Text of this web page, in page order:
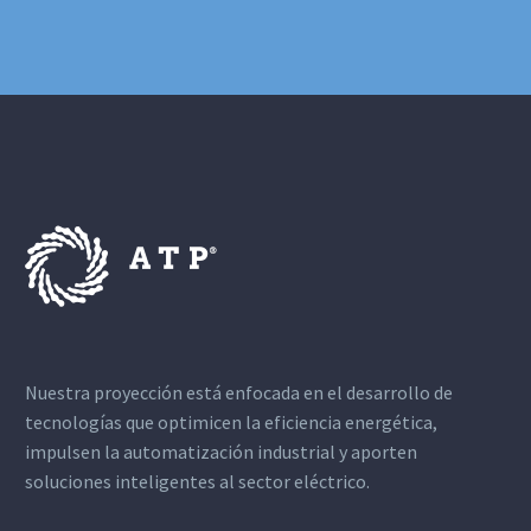
Nuestra proyección está enfocada en el desarrollo de
tecnologías que optimicen la eficiencia energética,
impulsen la automatización industrial y aporten
soluciones inteligentes al sector eléctrico.